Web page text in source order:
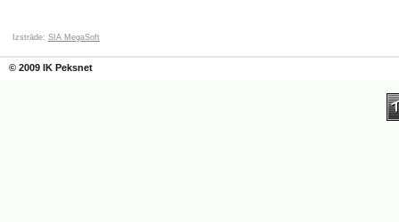
© 2009 IK Peksnet
Izstrāde: SIA MegaSoft